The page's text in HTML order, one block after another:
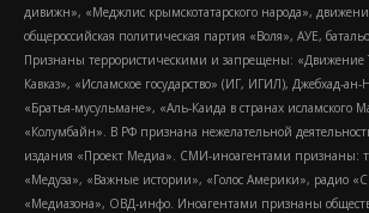
дивижн», «Меджлис крымскотатарского народа»,
общероссийская политическая партия «Воля», АУЕ,
Признаны террористическими и запрещены: «Движение
Кавказ», «Исламское государство» (ИГ, ИГИЛ), Джебхад-
«Братья-мусульмане», «Аль-Каида в странах исламского
«Колумбайн». В РФ признана нежелательной
издания «Проект Медиа». СМИ-иноагентами признаны:
«Медуза», «Важные истории», «Голос Америки», радио
«Медиазона», ОВД-инфо. Иноагентами признаны